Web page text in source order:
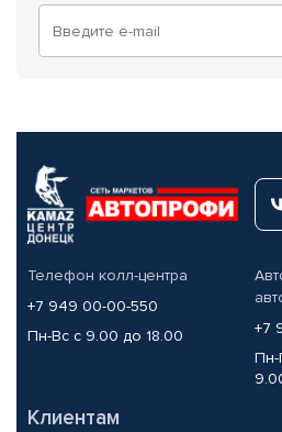
Телефон колл-центра
+7 949 00-00-550
Пн-Вс с 9.00 до 18.00
+7
Пн-
Клиентам